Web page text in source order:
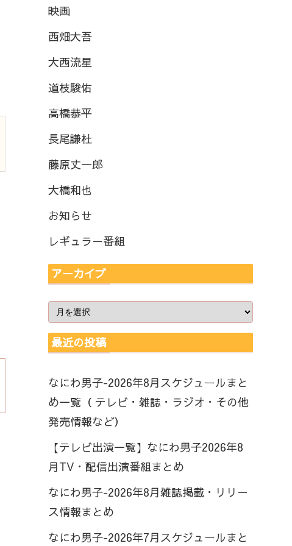
映画
西畑大吾
大西流星
道枝駿佑
高橋恭平
長尾謙杜
藤原丈一郎
大橋和也
お知らせ
レギュラー番組
アーカイブ
最近の投稿
なにわ男子-2026年8月スケジュールまと
め一覧（ テレビ・雑誌・ラジオ・その他
発売情報など）
【テレビ出演一覧】なにわ男子2026年8
月TV・配信出演番組まとめ
なにわ男子-2026年8月雑誌掲載・リリー
ス情報まとめ
なにわ男子-2026年7月スケジュールまと